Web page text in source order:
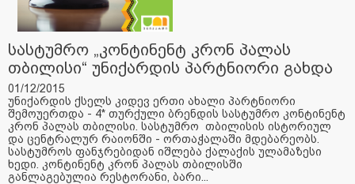
სასტუმრო „კონტინენტ კრონ პალას
თბილისი“ უნიქარდის პარტნიორი გახდა
01/12/2015
უნიქარდის ქსელს კიდევ ერთი ახალი პარტნიორი
შემოუერთდა - 4* თურქული ბრენდის სასტუმრო კონტინენტ
კრონ პალას თბილისი. სასტუმრო თბილისის ისტორიულ
და ცენტრალურ რაიონში - ორთაჭალაში მდებარეობს.
სასტუმროს ფანჯრებიდან იშლება ქალაქის ულამაზესი
ხედი. კონტინენტ კრონ პალას თბილისში
განლაგებულია რესტორანი, ბარი...